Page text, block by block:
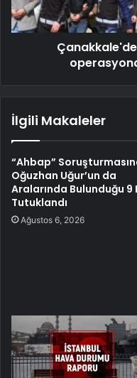
İlgili Makaleler
“Ahbap”
Oğuzhan Uğur’un da
Aralarında Bulunduğu 9
Tutuklandı
Ağustos 6, 2026